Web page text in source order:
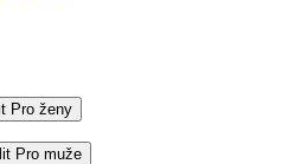
Pro ženy
Pro muže